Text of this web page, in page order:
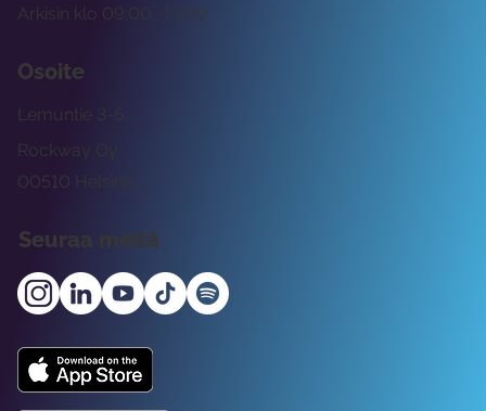
Arkisin klo 09:00 -15:00
Osoite
Rockway Oy
Lemuntie 3-5
00510 Helsinki
Seuraa meitä